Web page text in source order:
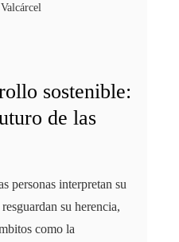
sostenible:
de las
personas interpretan su
su herencia,
como la